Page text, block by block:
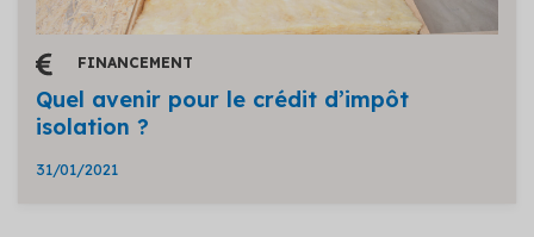
FINANCEMENT
Quel avenir pour le crédit d’impôt
isolation ?
31/01/2021